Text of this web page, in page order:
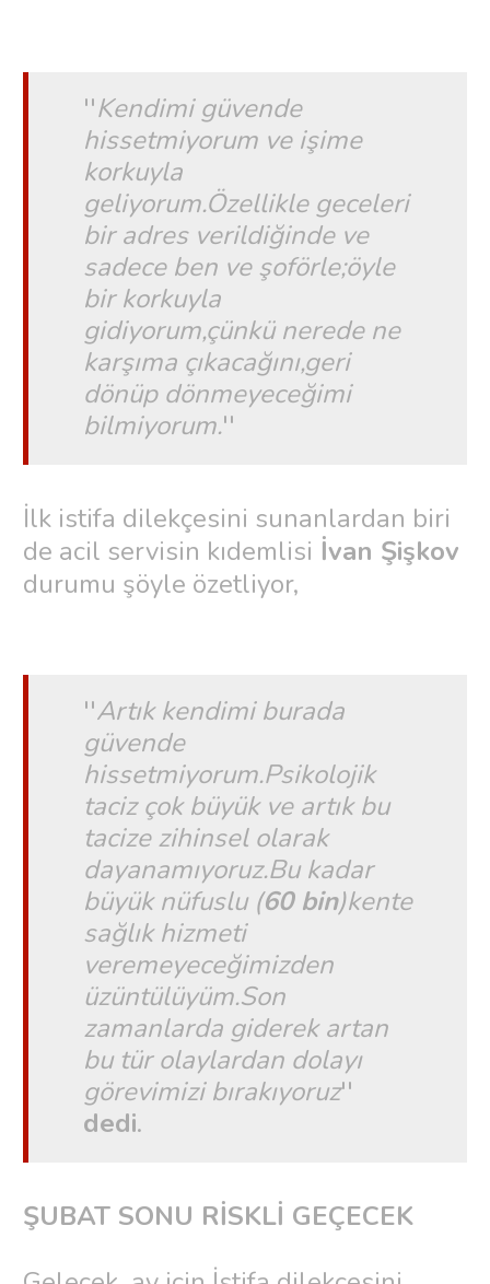
''Kendimi güvende
hissetmiyorum ve işime
korkuyla
geliyorum.Özellikle geceleri
bir adres verildiğinde ve
sadece ben ve şoförle;öyle
bir korkuyla
gidiyorum,çünkü nerede ne
karşıma çıkacağını,geri
dönüp dönmeyeceğimi
bilmiyorum.''
İlk istifa dilekçesini sunanlardan biri
de acil servisin kıdemlisi İvan Şişkov
durumu şöyle özetliyor,
''Artık kendimi burada
güvende
hissetmiyorum.Psikolojik
taciz çok büyük ve artık bu
tacize zihinsel olarak
dayanamıyoruz.Bu kadar
büyük nüfuslu (60 bin)kente
sağlık hizmeti
veremeyeceğimizden
üzüntülüyüm.Son
zamanlarda giderek artan
bu tür olaylardan dolayı
görevimizi bırakıyoruz''
dedi.
ŞUBAT SONU RİSKLİ GEÇECEK